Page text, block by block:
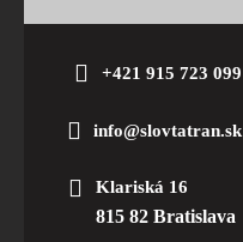
+421 915 723 099
info@slovtatran.sk
Klariská 16
815 82 Bratislava